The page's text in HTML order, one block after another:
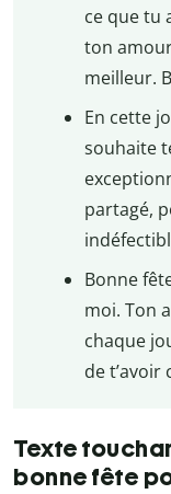
ce que tu
ton
meilleur.
En cette
souhaite
partagé,
Bonne
moi. Ton
chaque
de t’avoir
Texte
bonne fête